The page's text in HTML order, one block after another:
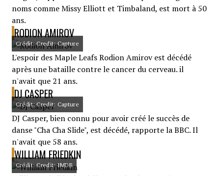
noms comme Missy Elliott et Timbaland, est mort à 50
ans.
RODION AMIROV
Crédit: Credit: Capture
L'espoir des Maple Leafs Rodion Amirov est décédé
après une bataille contre le cancer du cerveau. il
n'avait que 21 ans.
DJ CASPER
Crédit: Credit: Capture
DJ Casper, bien connu pour avoir créé le succès de
danse "Cha Cha Slide", est décédé, rapporte la BBC. Il
n'avait que 58 ans.
WILLIAM FRIEDKIN
Crédit: Credit: IMDB